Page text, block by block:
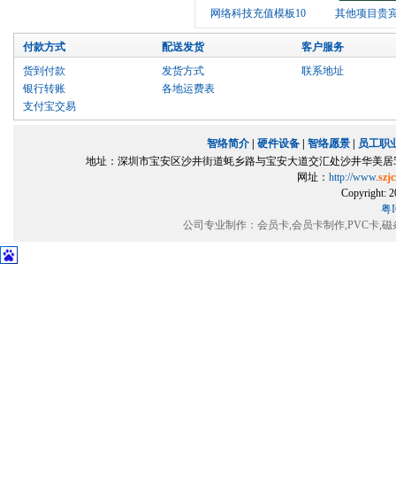
网络科技充值模板10 其他项目贵
付款方式
货到付款
银行转账
支付宝交易
配送发货
发货方式
各地运费表
客户服务
联系地址
智络简介| 硬件设备| 智络愿景|
员工职
地址：深圳市宝安区沙井街道蚝乡路与宝安大道交汇处沙井华美居
网址： http://www.
Copyright:
粤
公司专业制作：会员卡,会员卡制作,PVC卡,